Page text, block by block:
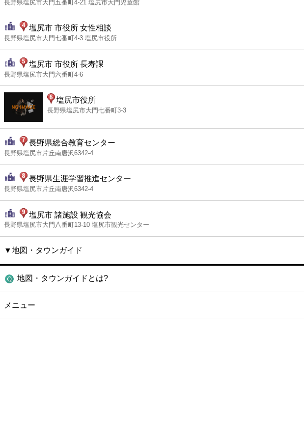
長野県塩尻市大門五番町4-21 塩尻市大門児童館
塩尻市 市役所 女性相談
長野県塩尻市大門七番町4-3 塩尻市役所
塩尻市 市役所 長寿課
長野県塩尻市大門六番町4-6
塩尻市役所
長野県塩尻市大門七番町3-3
長野県総合教育センター
長野県塩尻市片丘南唐沢6342-4
長野県生涯学習推進センター
長野県塩尻市片丘南唐沢6342-4
塩尻市 諸施設 観光協会
長野県塩尻市大門八番町13-10 塩尻市観光センター
▼地図・タウンガイド
地図・タウンガイドとは?
メニュー